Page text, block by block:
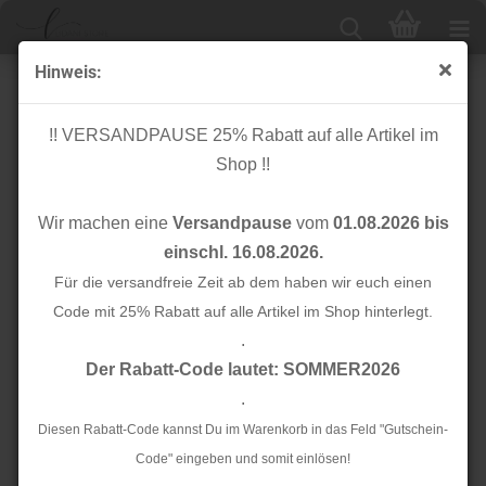
Hinweis:
!! VERSANDPAUSE 25% Rabatt auf alle Artikel im
Shop !!
Wir machen eine Versandpausevom 01.08.2026 bis
einschl. 16.08.2026.
Für die versandfreie Zeit ab dem haben wir euch einen
Code mit 25% Rabatt auf alle Artikel im Shop hinterlegt.
.
Der Rabatt-Code lautet: SOMMER2026
.
Diesen Rabatt-Code kannst Du im Warenkorb in das Feld "Gutschein-
Code" eingeben und somit einlösen!
Bio Strick - Gem Pointelle - dune - Mind the Maker